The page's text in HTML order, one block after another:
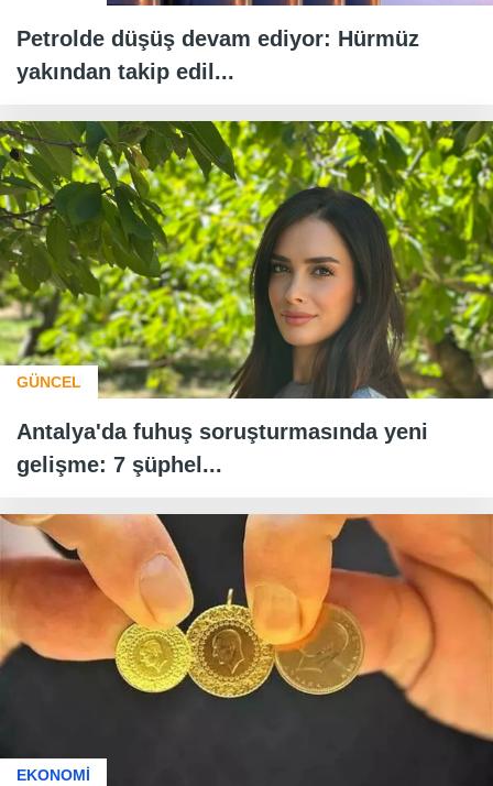
Petrolde düşüş devam ediyor: Hürmüz
yakından takip edil...
GÜNCEL
Antalya'da fuhuş soruşturmasında yeni
gelişme: 7 şüphel...
EKONOMİ